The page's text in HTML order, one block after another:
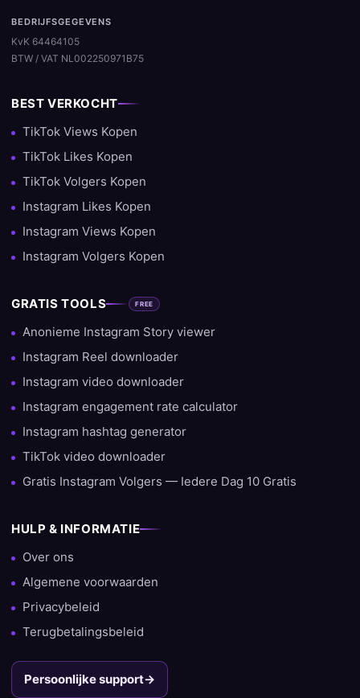
BEDRIJFSGEGEVENS
KvK 64464105
BTW / VAT NL002250971B75
BEST VERKOCHT
TikTok Views Kopen
TikTok Likes Kopen
TikTok Volgers Kopen
Instagram Likes Kopen
Instagram Views Kopen
Instagram Volgers Kopen
GRATIS TOOLS FREE
Anonieme Instagram Story viewer
Instagram Reel downloader
Instagram video downloader
Instagram engagement rate calculator
Instagram hashtag generator
TikTok video downloader
Gratis Instagram Volgers — Iedere Dag 10 Gratis
HULP & INFORMATIE
Over ons
Algemene voorwaarden
Privacybeleid
Terugbetalingsbeleid
Persoonlijke support→